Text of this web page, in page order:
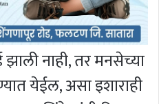
झाली नाही, तर मनसेच्या
येईल, असा इशाराही